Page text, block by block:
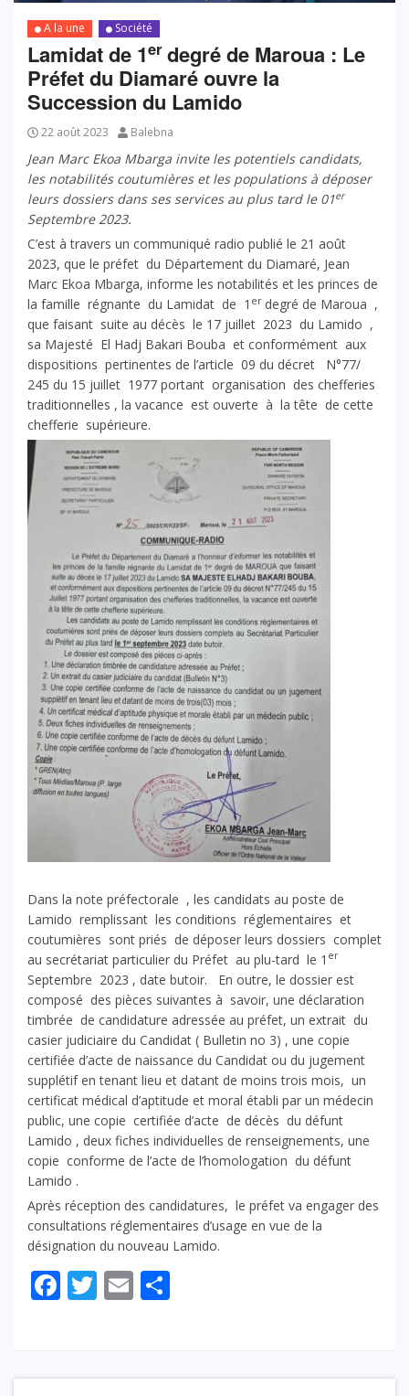
A la une Société
Lamidat de 1er degré de Maroua : Le
Préfet du Diamaré ouvre la
Succession du Lamido
22 août 2023 Balebna
Jean Marc Ekoa Mbarga invite les potentiels candidats,
les notabilités coutumières et les populations à déposer
leurs dossiers dans ses services au plus tard le 01er
Septembre 2023.
C’est à travers un communiqué radio publié le 21 août
2023, que le préfet du Département du Diamaré, Jean
Marc Ekoa Mbarga, informe les notabilités et les princes de
la famille régnante du Lamidat de 1 erdegré de Maroua ,
que faisant suite au décès le 17 juillet 2023 du Lamido ,
sa Majesté El Hadj Bakari Bouba et conformément aux
dispositions pertinentes de l’article 09 du décret N°77/
245 du 15 juillet 1977 portant organisation des chefferies
traditionnelles , la vacance est ouverte à la tête de cette
chefferie supérieure.
Dans la note préfectorale , les candidats au poste de
Lamido remplissant les conditions réglementaires et
coutumières sont priés de déposer leurs dossiers complet
au secrétariat particulier du Préfet au plu-tard le 1 er
Septembre 2023 , date butoir. En outre, le dossier est
composé des pièces suivantes à savoir, une déclaration
timbrée de candidature adressée au préfet, un extrait du
casier judiciaire du Candidat ( Bulletin no 3) , une copie
certifiée d’acte de naissance du Candidat ou du jugement
supplétif en tenant lieu et datant de moins trois mois, un
certificat médical d’aptitude et moral établi par un médecin
public, une copie certifiée d’acte de décès du défunt
Lamido , deux fiches individuelles de renseignements, une
copie conforme de l’acte de l’homologation du défunt
Lamido .
Après réception des candidatures, le préfet va engager des
consultations réglementaires d’usage en vue de la
désignation du nouveau Lamido.
Facebook
Twitter
Email